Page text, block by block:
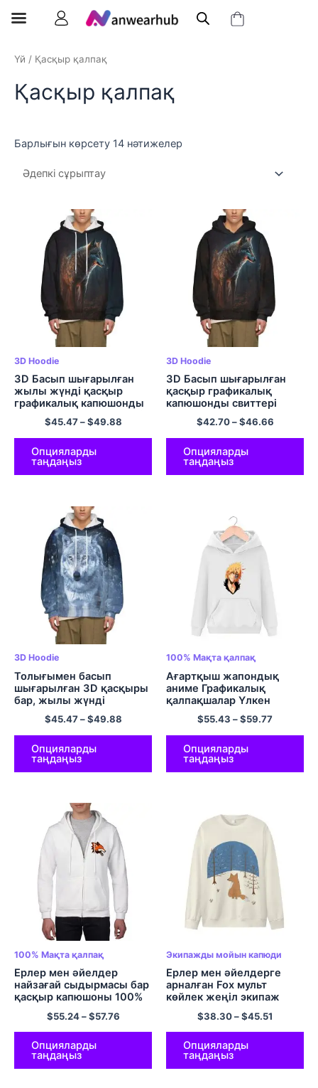
Үй / Қасқыр қалпақ
Қасқыр қалпақ
Барлығын көрсету 14 нәтижелер
3D Hoodie
3D Басып шығарылған
жылы жүнді қасқыр
графикалық капюшонды
свит көйлек Ұзын жеңді
пуловер капюшон
$45.47–$49.88
Опцияларды
таңдаңыз
3D Hoodie
3D Басып шығарылған
қасқыр графикалық
капюшонды свиттері
Ұзын жеңді пуловер
капюшон
$42.70–$46.66
Опцияларды
таңдаңыз
3D Hoodie
Толығымен басып
шығарылған 3D қасқыры
бар, жылы жүнді
капюшонды комфорт
жайлы кездейсоқ ұзын
жеңді капюди
$45.47–$49.88
Опцияларды
таңдаңыз
100% Мақта қалпақ
Ағартқыш жапондық
аниме Графикалық
қалпақшалар Үлкен
өлшемді пуловер
капюшонды свит-көйлек
ЕО өлшемді юбкалары
Полиэстер юбкалары
Түрлі түсті
$55.43 –$59.77
Опцияларды
таңдаңыз
100% Мақта қалпақ
Ерлер мен әйелдер
найзағай сыдырмасы бар
қасқыр капюшоны 100%
Мақтадан жасалған
ыңғайлы капюшон көп
түсті
$55.24–$57.76
Опцияларды
таңдаңыз
Экипажды мойын капюди
Ерлер мен әйелдерге
арналған Fox мульт
көйлек жеңіл экипаж
мойнына арналған
капюди кремі
$38.30–$45.51
Опцияларды
таңдаңыз